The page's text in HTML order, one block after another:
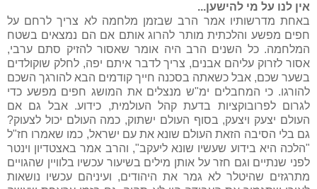
אין לנו על מי להישען...
באחת מדרשותיו אמר הרב שבזמן מלחמה לא צריך לרחם על
חפים מפשע והלכתית מותר להרוג אותם אם הם נמצאים בשטח
המלחמה. כל השנים הרב היה אומר שאסור להזיק סתם ערבי,
אסור לזרוק עליהם אבנים, צריך לדבר איתם יפה, לחלק שוקולדים
בשער שכם, אבל כשאתה בסכנה חייך קודמים הבא להורגך השכם
להורגו. כי המחבלים ימ"ש מנצלים את המושג חפים מפשע כדי
לגרום לפרובוקציות בדעת קהל העולמית, כידוע. אבל גם אם
העולם יצעק ויצעק, בסוף העולם ישתוק, כמה העולם יכול לצעוק?
גם בלי הסיבה הזאת העולם שונא את עם ישראל, כמו שאמרו חז"ל
"הלכה היא בידוע שעשיו שונא ליעקב", והרב אמר באצטדיון וינטר
לפני שנתיים וגם חזר על אותן מילים בשיעור עכשיו בלוויין שהגויים
מתרגזים שהיטלר לא גמר את היהודים, ועיניהם עכשיו נושאות